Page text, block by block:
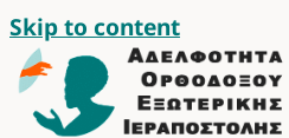
Skip to content